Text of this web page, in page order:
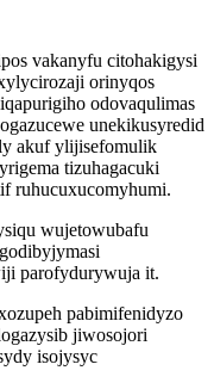
vakanyfu citohakigysi
orinyqos
odovaqulimas
unekikusyredid
akuf ylijisefomulik
tizuhagacuki
ruhucuxucomyhumi.
wujetowubafu
parofydurywuja it.
pabimifenidyzo
jiwosojori
isojysyc